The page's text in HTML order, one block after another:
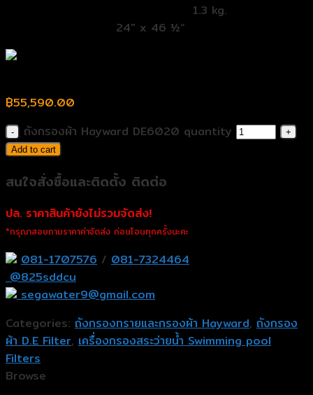
1.3 kg.
24″ x 46 ½”
฿55,590.00
ถังกรองผ้า Hayward DE6020 quantity
Add to cart
สนใจสั่งซื้อและติดตั้ง ติดต่อ
ปล. ราคาสินค้ายังไม่รวมจัดส่ง!
*กรุณาสอบถามราคาค่าจัดส่ง ก่อนโอนทุกครั้งนะคะ
081-1707576 / 081-7324464
@825sddcu
segawater9@gmail.com
Categories: ถังกรองทรายและกรองผ้า Hayward, ถังกรอง
ผ้า D.E Filter, เครื่องกรองสระว่ายน้ำ Swimming pool
Filters
Browse